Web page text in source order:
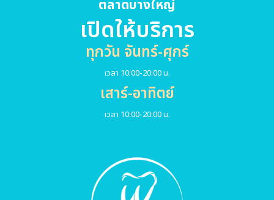
ตลาดบางใหญ่
เปิดให้บริการ
ทุกวัน จันทร์-ศุกร์
เวลา 10:00-20:00 น.
เสาร์-อาทิตย์
เวลา 10:00-20:00 น.